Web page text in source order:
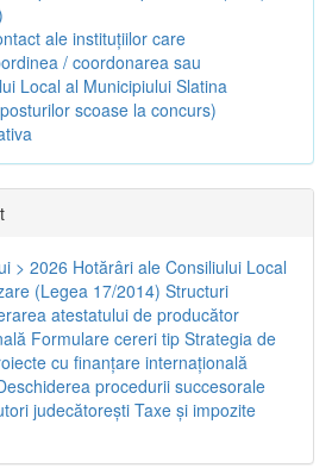
ale instituțiilor care
/ coordonarea sau
Local al Municipiului Slatina
scoase la concurs)
> 2026 Hotărâri ale Consiliului Local
(Legea 17/2014) Structuri
atestatului de producător
Formulare cereri tip Strategia de
cu finanţare internaţională
procedurii succesorale
judecătorești Taxe şi impozite